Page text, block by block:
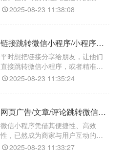
的壁垒，让用户一键直达微信小程
恼：想让用户从一个 APP 跳转到微
烦，导致用户流失？别担心，今天
——“天天外链”，它能帮你轻松实现
一键跳转，让流量转化变得轻松又
高效。
2025-08-23 11:38:08
链接跳转微信小程序/小程序任意页面/小程序码如何操作？
平时想把链接分享给朋友，让他们
直接跳转微信小程序，或者精准进
入小程序里的某个页面，甚至生成
觉得特别费劲？要么找不到合适的
大，忙活半天还不一定能成功。别
担心，今天就给大家安利一个超好
用的跳转工具 ——【天天外链】，
不管是链接跳转微信小程序、小
2025-08-23 11:35:24
网页广告/文章/评论跳转微信小程序/小程序任意页面/小程序码的方法是什么？
微信小程序凭借其便捷性、高效
性，已然成为商家与用户互动的重
要平台。然而，如何将网页广告、
2025-08-23 11:33:27